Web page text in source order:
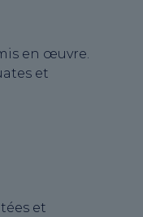
en œuvre.
et
et